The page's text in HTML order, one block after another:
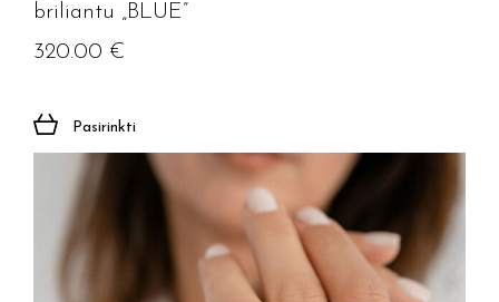
briliantu „BLUE”
320.00 €
Pasirinkti